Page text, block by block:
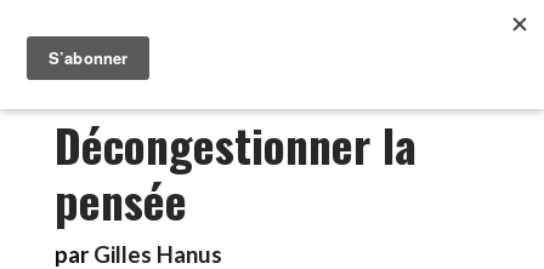
Décongestionner la
pensée
par Gilles Hanus